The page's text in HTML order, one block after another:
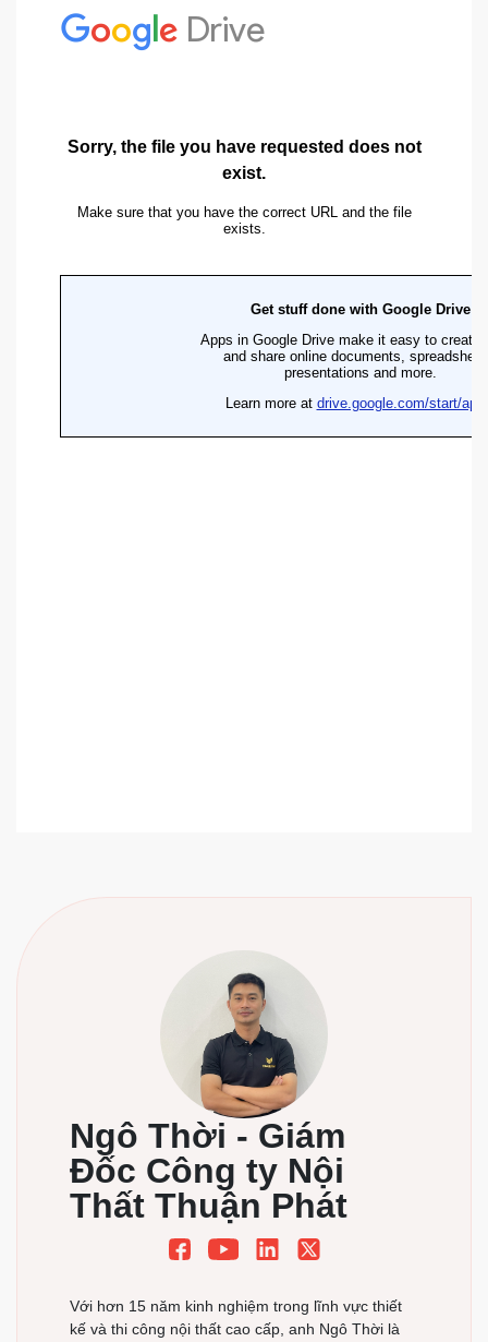
Ngô Thời - Giám
Đốc Công ty Nội
Thất Thuận Phát
Với hơn 15 năm kinh nghiệm trong lĩnh vực thiết
kế và thi công nội thất cao cấp, anh Ngô Thời là
Đăng ký khảo sát – Thiết
kế miễn phí
Vui lòng điền thông tin để nhận tư vấn miễn phí